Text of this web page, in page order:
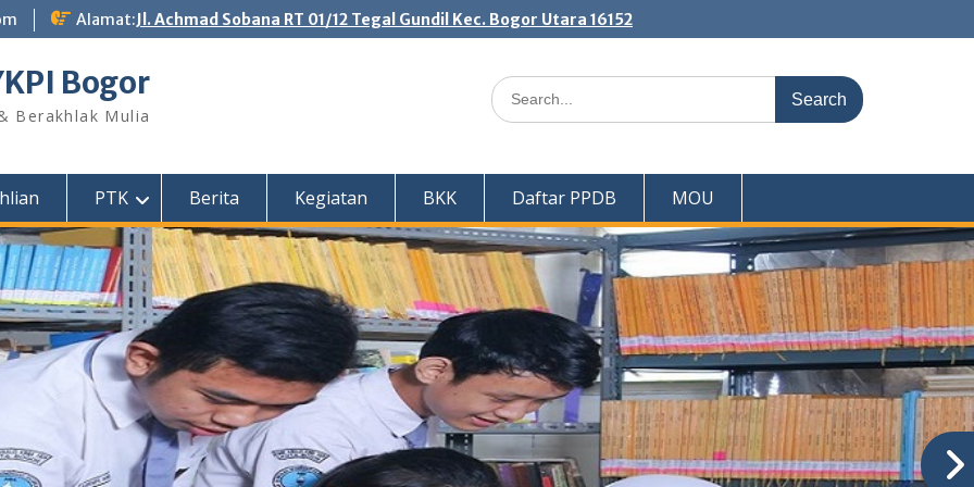
Alamat:Jl. Achmad Sobana RT 01/12 Tegal Gundil Kec. Bogor Utara 16152
Bogor
Berakhlak Mulia
Search
for:
PTK Berita Kegiatan BKK Daftar PPDB MOU